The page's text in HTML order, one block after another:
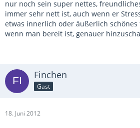
nur noch sein super nettes,
immer sehr nett ist, auch wenn er
etwas innerlich oder äußerlich
wenn man bereit ist, genauer
Finchen
Gast
18. Juni 2012